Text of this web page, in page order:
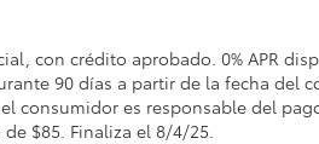
con crédito aprobado. 0% APR
90 días a partir de la fecha del
consumidor es responsable del
$85. Finaliza el 8/4/25.